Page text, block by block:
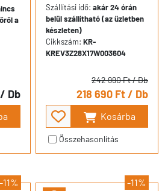
a
/ Db
Szállítási idő: akár 24 órán
belül szállítható (az üzletben
készleten)
Cikkszám: KR-
KREV3Z28X17W003604
242 990 Ft/ Db
218 690 Ft/ Db
Kosárba
Összehasonlítás
-11% -11%